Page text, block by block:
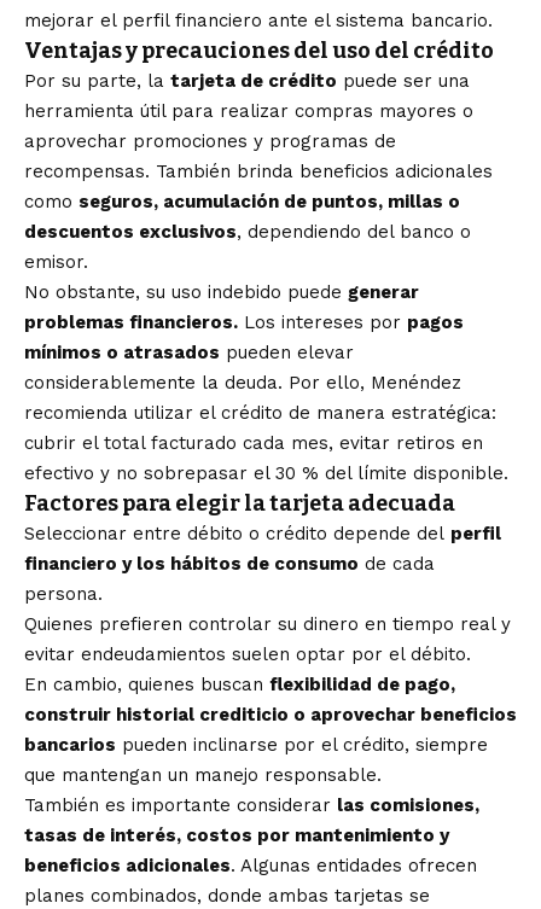
mejorar el perfil financiero ante el sistema bancario.
Ventajas y precauciones del uso del crédito
Por su parte, la tarjeta de crédito puede ser una
herramienta útil para realizar compras mayores o
aprovechar promociones y programas de
recompensas. También brinda beneficios adicionales
como seguros, acumulación de puntos, millas o
descuentos exclusivos, dependiendo del banco o
emisor.
No obstante, su uso indebido puede generar
problemas financieros. Los intereses por pagos
mínimos o atrasados pueden elevar
considerablemente la deuda. Por ello, Menéndez
recomienda utilizar el crédito de manera estratégica:
cubrir el total facturado cada mes, evitar retiros en
efectivo y no sobrepasar el 30 % del límite disponible.
Factores para elegir la tarjeta adecuada
Seleccionar entre débito o crédito depende del perfil
financiero y los hábitos de consumo de cada
persona.
Quienes prefieren controlar su dinero en tiempo real y
evitar endeudamientos suelen optar por el débito.
En cambio, quienes buscan flexibilidad de pago,
construir historial crediticio o aprovechar beneficios
bancarios pueden inclinarse por el crédito, siempre
que mantengan un manejo responsable.
También es importante considerar las comisiones,
tasas de interés, costos por mantenimiento y
beneficios adicionales. Algunas entidades ofrecen
planes combinados, donde ambas tarjetas se